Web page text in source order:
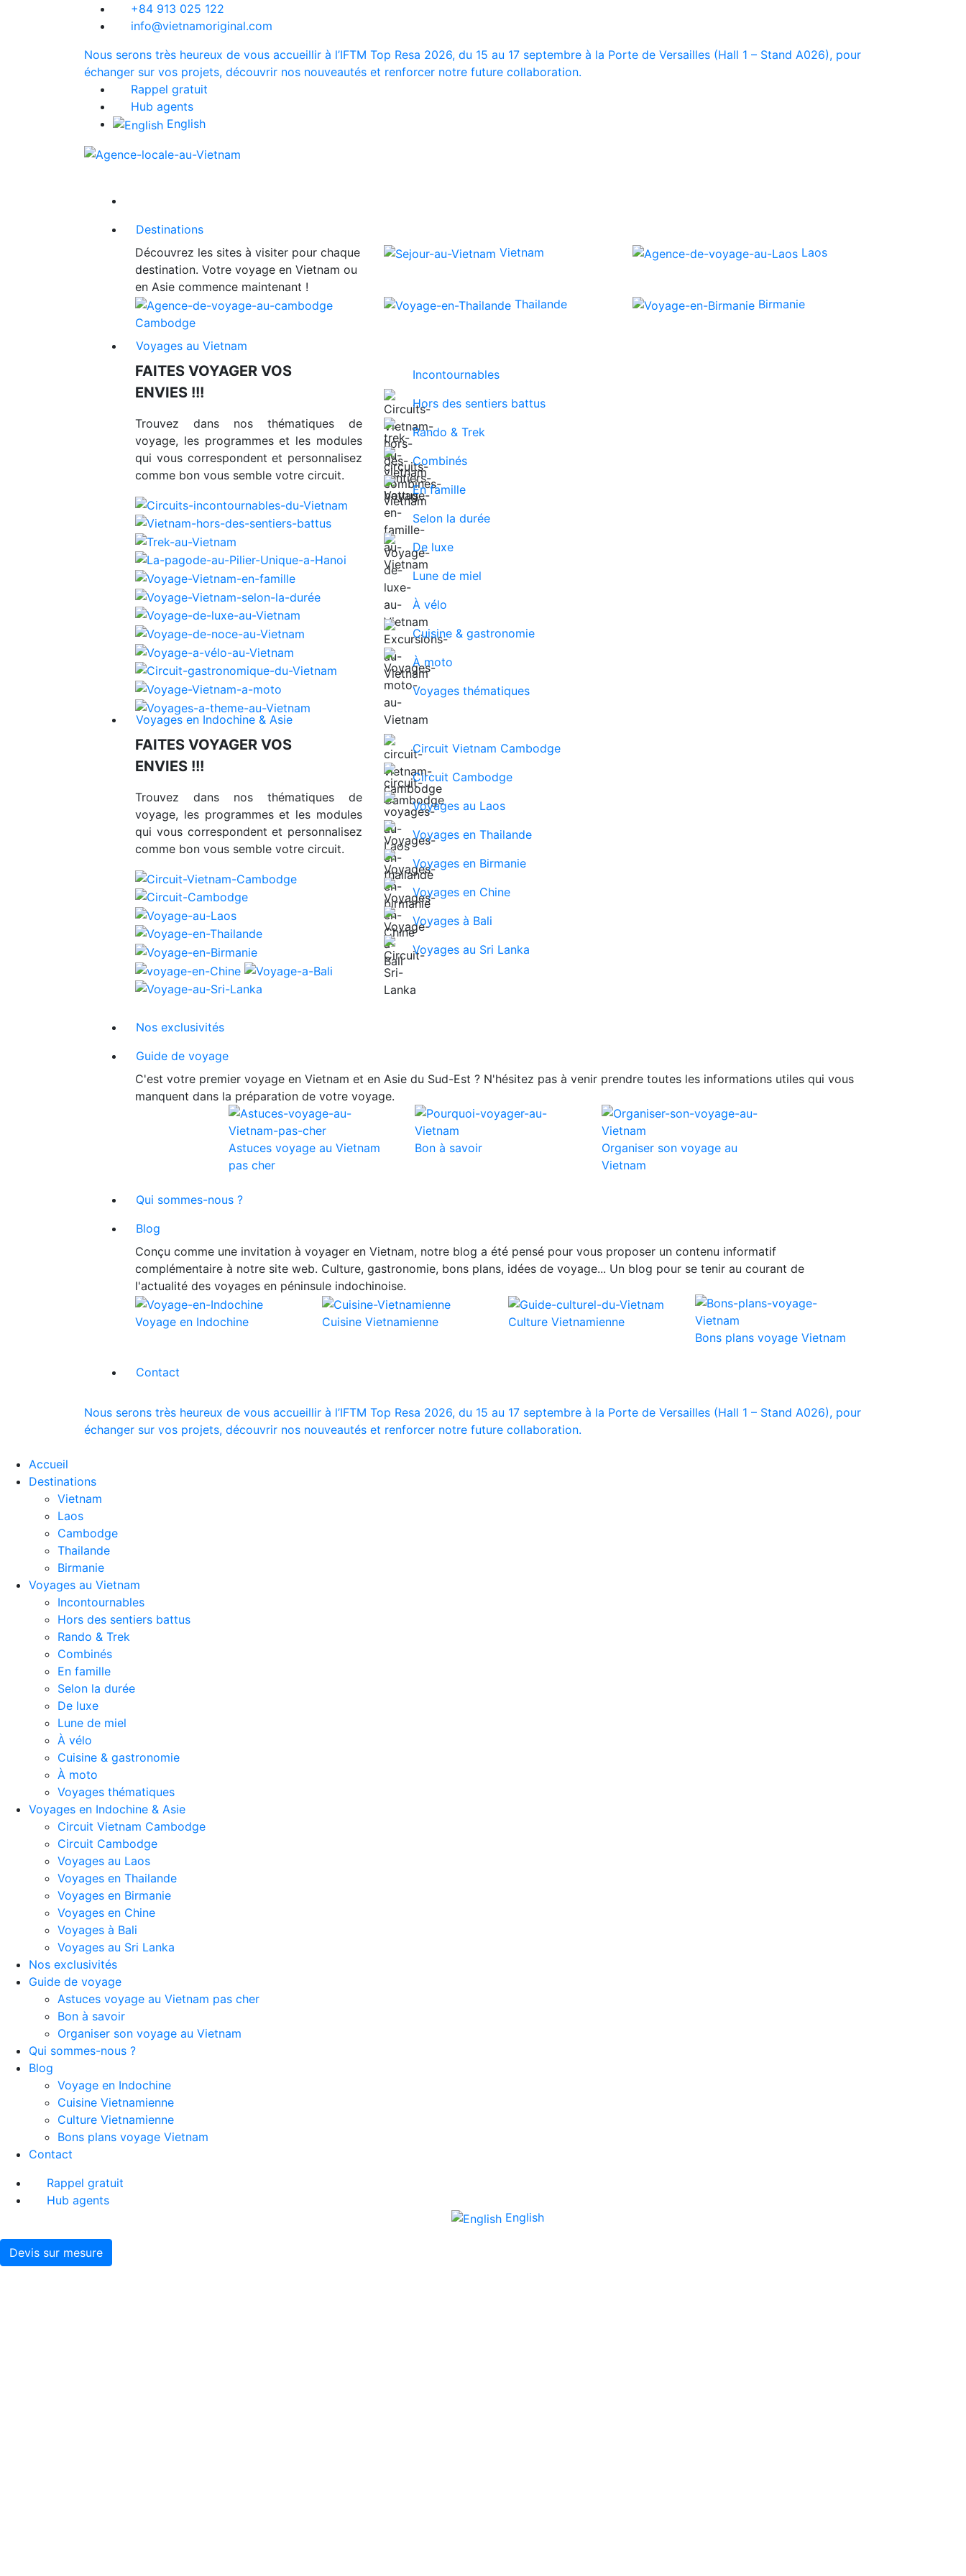
+84 913 025 122
info@vietnamoriginal.com
Nous serons très heureux de vous accueillir à l’IFTM Top Resa 2026, du 15 au 17 septembre à la Porte de Versailles (Hall 1 – Stand A026), pour
échanger sur vos projets, découvrir nos nouveautés et renforcer notre future collaboration.
Rappel gratuit
Hub agents
English
Destinations
Découvrez les sites à visiter pour chaque
destination. Votre voyage en Vietnam ou
en Asie commence maintenant !
Vietnam Laos
Cambodge
Thailande Birmanie
Voyages au Vietnam
FAITES VOYAGER VOS
ENVIES !!!
Trouvez dans nos thématiques de
voyage, les programmes et les modules
qui vous correspondent et personnalisez
comme bon vous semble votre circuit.
Incontournables
Hors des sentiers battus
Rando & Trek
Combinés
En famille
Selon la durée
De luxe
Lune de miel
À vélo
Cuisine & gastronomie
À moto
Voyages thématiques
Voyages en Indochine & Asie
FAITES VOYAGER VOS
ENVIES !!!
Trouvez dans nos thématiques de
voyage, les programmes et les modules
qui vous correspondent et personnalisez
comme bon vous semble votre circuit.
Circuit Vietnam Cambodge
Circuit Cambodge
Voyages au Laos
Voyages en Thailande
Voyages en Birmanie
Voyages en Chine
Voyages à Bali
Voyages au Sri Lanka
Nos exclusivités
Guide de voyage
C'est votre premier voyage en Vietnam et en Asie du Sud-Est ? N'hésitez pas à venir prendre toutes les informations utiles qui vous
manquent dans la préparation de votre voyage.
Astuces voyage au Vietnam
pas cher
Bon à savoir
Organiser son voyage au
Vietnam
Qui sommes-nous ?
Blog
Conçu comme une invitation à voyager en Vietnam, notre blog a été pensé pour vous proposer un contenu informatif
complémentaire à notre site web. Culture, gastronomie, bons plans, idées de voyage... Un blog pour se tenir au courant de
l'actualité des voyages en péninsule indochinoise.
Voyage en Indochine Cuisine Vietnamienne
Culture Vietnamienne
Bons plans voyage Vietnam
Contact
Nous serons très heureux de vous accueillir à l’IFTM Top Resa 2026, du 15 au 17 septembre à la Porte de Versailles (Hall 1 – Stand A026), pour
échanger sur vos projets, découvrir nos nouveautés et renforcer notre future collaboration.
Accueil
Destinations
Vietnam
Laos
Cambodge
Thailande
Birmanie
Voyages au Vietnam
Incontournables
Hors des sentiers battus
Rando & Trek
Combinés
En famille
Selon la durée
De luxe
Lune de miel
À vélo
Cuisine & gastronomie
À moto
Voyages thématiques
Voyages en Indochine & Asie
Circuit Vietnam Cambodge
Circuit Cambodge
Voyages au Laos
Voyages en Thailande
Voyages en Birmanie
Voyages en Chine
Voyages à Bali
Voyages au Sri Lanka
Nos exclusivités
Guide de voyage
Astuces voyage au Vietnam pas cher
Bon à savoir
Organiser son voyage au Vietnam
Qui sommes-nous ?
Blog
Voyage en Indochine
Cuisine Vietnamienne
Culture Vietnamienne
Bons plans voyage Vietnam
Contact
Rappel gratuit
Hub agents
English
Devis sur mesure